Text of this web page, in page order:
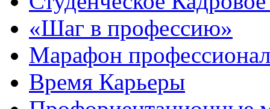
«Шаг в профессию»
Марафон
Время Карьеры